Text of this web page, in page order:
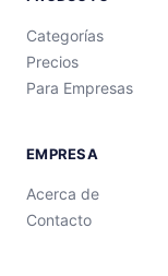
Categorías
Precios
Para Empresas
EMPRESA
Acerca de
Contacto